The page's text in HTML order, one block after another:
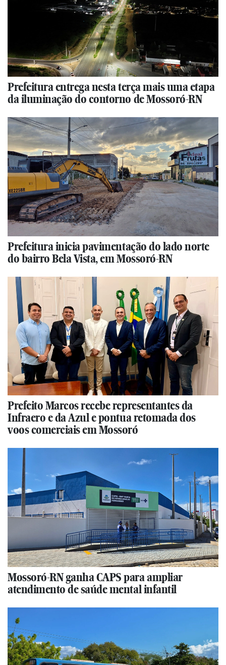
Prefeitura entrega nesta terça mais uma etapa
da iluminação do contorno de Mossoró-RN
Prefeitura inicia pavimentação do lado norte
do bairro Bela Vista, em Mossoró-RN
Prefeito Marcos recebe representantes da
Infraero e da Azul e pontua retomada dos
voos comerciais em Mossoró
Mossoró-RN ganha CAPS para ampliar
atendimento de saúde mental infantil